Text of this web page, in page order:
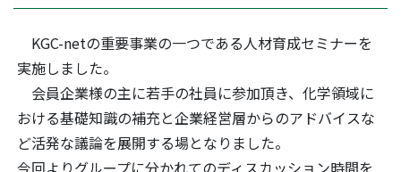
KGC-netの重要事業の一つである人材育成セミナーを
実施しました。
会員企業様の主に若手の社員に参加頂き、化学領域に
おける基礎知識の補充と企業経営層からのアドバイスな
ど活発な議論を展開する場となりました。
今回よりグループに分かれてのディスカッション時間を